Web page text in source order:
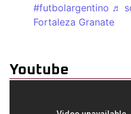
#futbolargentino ♬
Fortaleza Granate
Youtube